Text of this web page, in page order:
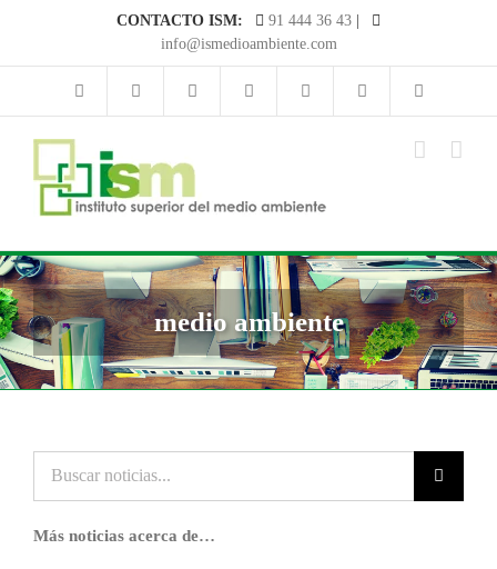
CONTACTO ISM: 91 444 36 43
info@ismedioambiente.com
medio ambiente
noticias...
Más noticias acerca de…